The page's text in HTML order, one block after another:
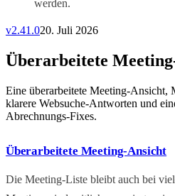
werden.
v2.41.020. Juli 2026
Überarbeitete
Eine überarbeitete Meeting-Ansicht,
klarere Websuche-Antworten und
Abrechnungs-Fixes.
Überarbeitete Meeting-Ansicht
Die Meeting-Liste bleibt auch bei